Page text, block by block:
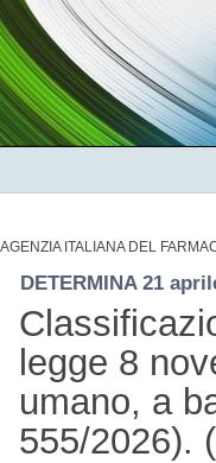
AGENZIA ITALIANA DEL
DETERMINA 21
legge 8
umano, a
555/2026).